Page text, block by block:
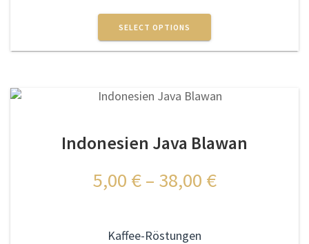
SELECT OPTIONS
Dieses
weist
auf.
können
der
Produktseite
Indonesien Java Blawan
5,00 €– 38,00 €
Kaffee-Röstungen